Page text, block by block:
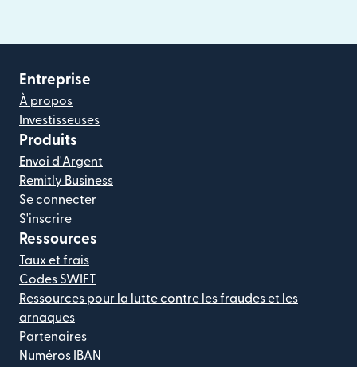
Entreprise
À propos
Investisseuses
Produits
Envoi d'Argent
Remitly Business
Se connecter
S'inscrire
Ressources
Taux et frais
Codes SWIFT
Ressources pour la lutte contre les fraudes et les
arnaques
Partenaires
Numéros IBAN